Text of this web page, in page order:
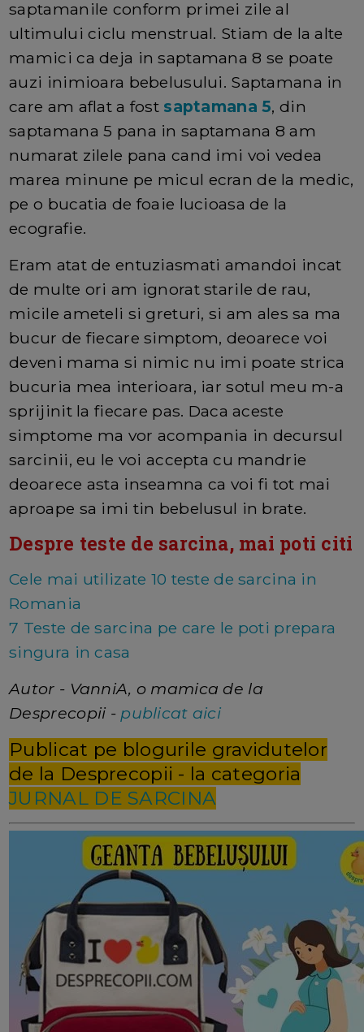
saptamanile conform primei zile al
ultimului ciclu menstrual. Stiam de la alte
mamici ca deja in saptamana 8 se poate
auzi inimioara bebelusului. Saptamana in
care am aflat a fost saptamana 5, din
saptamana 5 pana in saptamana 8 am
numarat zilele pana cand imi voi vedea
marea minune pe micul ecran de la medic,
pe o bucatia de foaie lucioasa de la
ecografie.
Eram atat de entuziasmati amandoi incat
de multe ori am ignorat starile de rau,
micile ameteli si greturi, si am ales sa ma
bucur de fiecare simptom, deoarece voi
deveni mama si nimic nu imi poate strica
bucuria mea interioara, iar sotul meu m-a
sprijinit la fiecare pas. Daca aceste
simptome ma vor acompania in decursul
sarcinii, eu le voi accepta cu mandrie
deoarece asta inseamna ca voi fi tot mai
aproape sa imi tin bebelusul in brate.
Despre teste de sarcina, mai poti citi
Cele mai utilizate 10 teste de sarcina in
Romania
7 Teste de sarcina pe care le poti prepara
singura in casa
Autor - VanniA, o mamica de la
Desprecopii - publicat aici
Publicat pe blogurile gravidutelor
de la Desprecopii - la categoria
JURNAL DE SARCINA